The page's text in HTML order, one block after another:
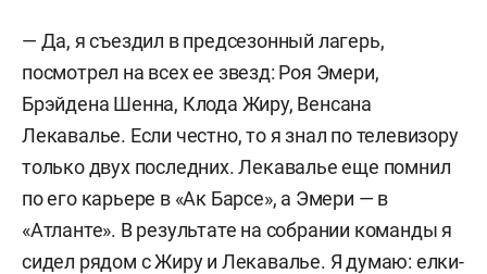
— Да, я съездил в предсезонный лагерь,
посмотрел на всех ее звезд: Роя Эмери,
Брэйдена Шенна, Клода Жиру, Венсана
Лекавалье. Если честно, то я знал по телевизору
только двух последних. Лекавалье еще помнил
по его карьере в «Ак Барсе», а Эмери — в
«Атланте». В результате на собрании команды я
сидел рядом с Жиру и Лекавалье. Я думаю: елки-